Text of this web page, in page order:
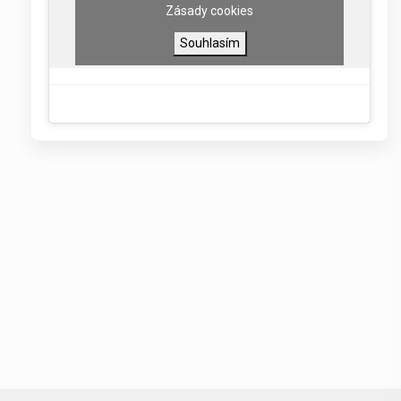
Zásady cookies
Souhlasím